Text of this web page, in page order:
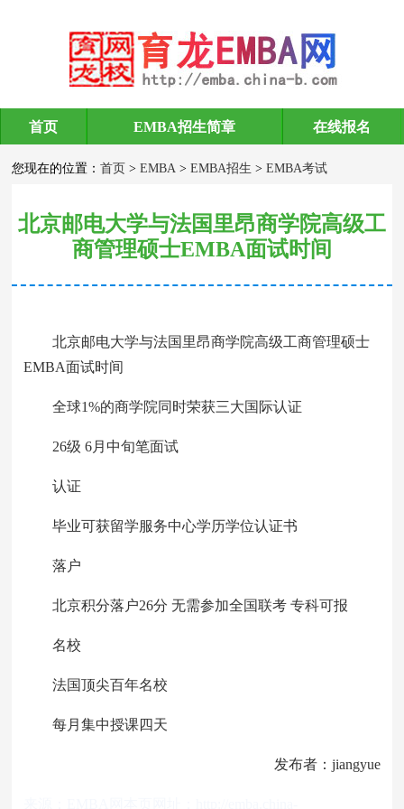
EMBA考试
首页 EMBA招生简章 在线报名
您现在的位置：首页 >EMBA >EMBA招生 >EMBA考试
北京邮电大学与法国里昂商学院高级工
商管理硕士EMBA面试时间
北京邮电大学与法国里昂商学院高级工商管理硕士
EMBA面试时间
全球1%的商学院同时荣获三大国际认证
26级 6月中旬笔面试
认证
毕业可获留学服务中心学历学位认证书
落户
北京积分落户26分 无需参加全国联考 专科可报
名校
法国顶尖百年名校
每月集中授课四天
发布者：jiangyue